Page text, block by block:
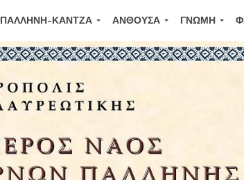
ΠΑΛΛΉΝΗ-ΚΆΝΤΖΑ ΑΝΘΟΎΣΑ ΓΝΏΜΗ